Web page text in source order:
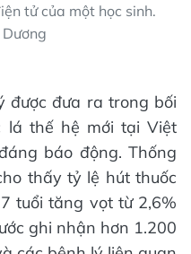
tử của một học sinh.
được đưa ra trong bối
lá thế hệ mới tại Việt
báo động. Thống
thấy tỷ lệ hút thuốc
tuổi tăng vọt từ 2,6%
ghi nhận hơn 1.200